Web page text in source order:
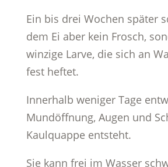
Ein bis drei Wochen später
dem Ei aber kein Frosch,
winzige Larve, die sich an
fest heftet.
Innerhalb weniger Tage
Mundöffnung, Augen und
Kaulquappe entsteht.
Sie kann frei im Wasser